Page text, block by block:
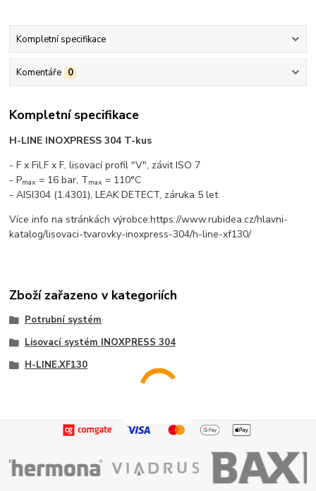
Kompletní specifikace
Komentáře 0
Kompletní specifikace
H-LINE INOXPRESS 304 T-kus
- F x Fil.F x F, lisovací profil "V", závit ISO 7
- Pmax = 16 bar, Tmax = 110°C
- AISI304 (1.4301), LEAK DETECT, záruka 5 let
Více info na stránkách výrobce:https://www.rubidea.cz/hlavni-
katalog/lisovaci-tvarovky-inoxpress-304/h-line-xf130/
Zboží zařazeno v kategoriích
Potrubní systém
Lisovací systém INOXPRESS 304
H-LINE.XF130